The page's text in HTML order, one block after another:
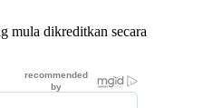
mula dikreditkan secara